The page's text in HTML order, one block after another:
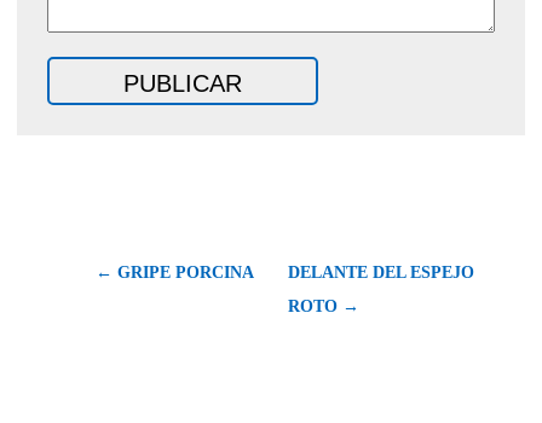
← GRIPE PORCINA
DELANTE DEL ESPEJO
ROTO →